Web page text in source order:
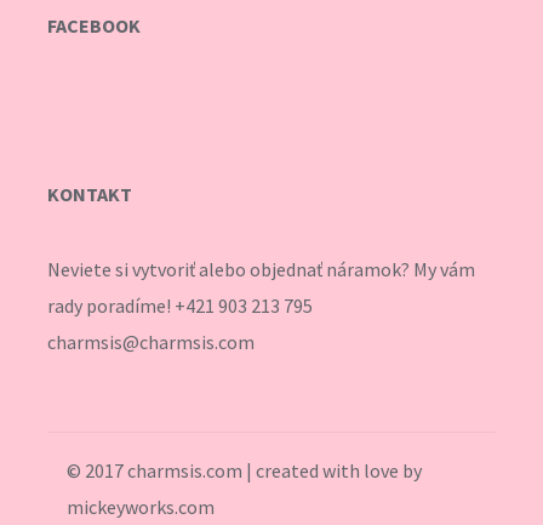
FACEBOOK
KONTAKT
Neviete si vytvoriť alebo objednať náramok? My vám
rady poradíme! +421 903 213 795
charmsis@charmsis.com
© 2017 charmsis.com | created with love by
mickeyworks.com